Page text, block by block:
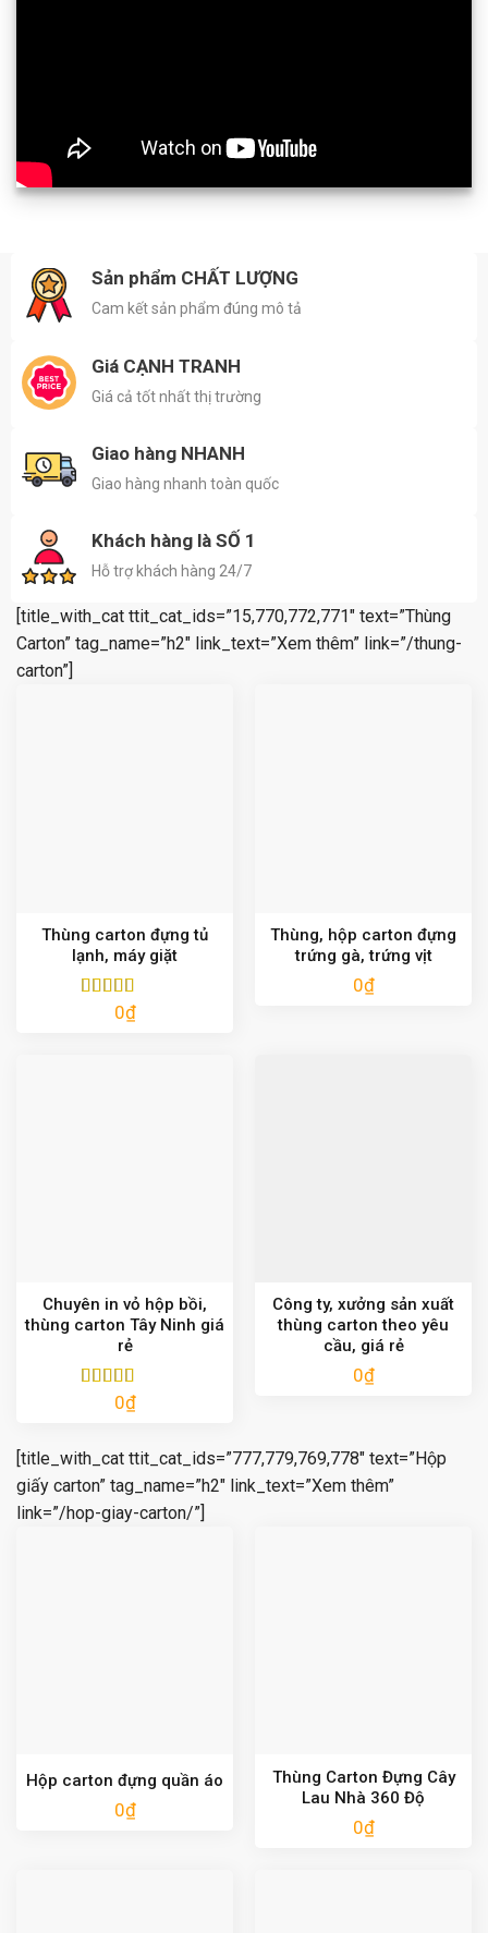
Sản phẩm CHẤT LƯỢNG
Cam kết sản phẩm đúng mô tả
Giá CẠNH TRANH
Giá cả tốt nhất thị trường
Giao hàng NHANH
Giao hàng nhanh toàn quốc
Khách hàng là SỐ 1
Hỗ trợ khách hàng 24/7
[title_with_cat ttit_cat_ids=”15,770,772,771″ text=”Thùng
Carton” tag_name=”h2″ link_text=”Xem thêm” link=”/thung-
carton”]
Thùng carton đựng tủ
lạnh, máy giặt
Được xếp
0₫
Thùng, hộp carton đựng
trứng gà, trứng vịt
0₫
Chuyên in vỏ hộp bồi,
thùng carton Tây Ninh giá
rẻ
Được xếp
0₫
Công ty, xưởng sản xuất
thùng carton theo yêu
cầu, giá rẻ
0₫
[title_with_cat ttit_cat_ids=”777,779,769,778″ text=”Hộp
giấy carton” tag_name=”h2″ link_text=”Xem thêm”
link=”/hop-giay-carton/”]
Hộp carton đựng quần áo
0₫
Thùng Carton Đựng Cây
Lau Nhà 360 Độ
0₫